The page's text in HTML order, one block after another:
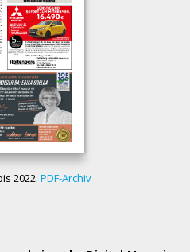
2022: PDF-Archiv